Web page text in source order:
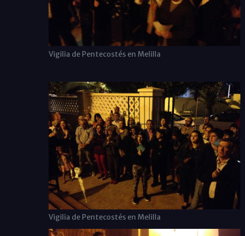
Vigilia de Pentecostés en Melilla
Vigilia de Pentecostés en Melilla